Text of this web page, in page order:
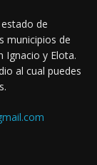
de
municipios de
Ignacio y Elota.
al cual puedes